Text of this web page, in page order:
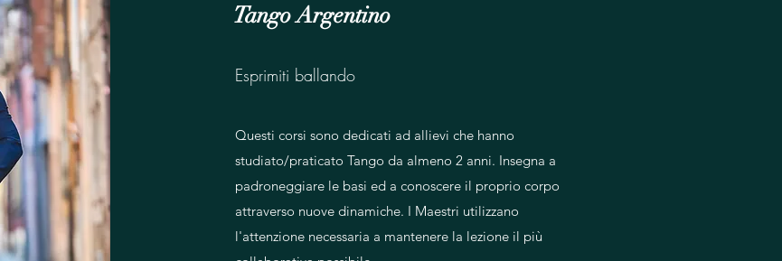
Tango Argentino
Esprimiti ballando
Questi corsi sono dedicati ad allievi che hanno
studiato/praticato Tango da almeno 2 anni. Insegna a
padroneggiare le basi ed a conoscere il proprio corpo
attraverso nuove dinamiche. I Maestri utilizzano
l'attenzione necessaria a mantenere la lezione il più